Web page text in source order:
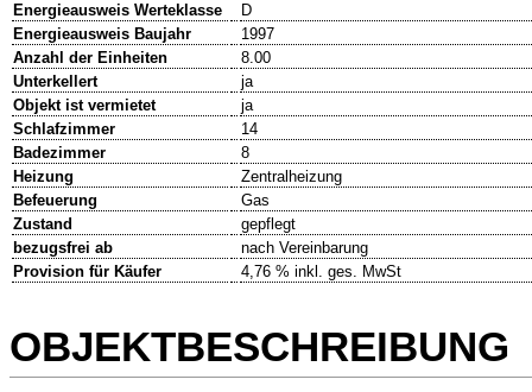
Energieausweis Werteklasse
D
Energieausweis Baujahr
1997
Anzahl der Einheiten
8.00
Unterkellert
ja
Objekt ist vermietet
ja
Schlafzimmer
14
Badezimmer
8
Heizung
Zentralheizung
Befeuerung
Gas
Zustand
gepflegt
bezugsfrei ab
nach Vereinbarung
Provision für Käufer
4,76 % inkl. ges. MwSt
OBJEKTBESCHREIBUNG